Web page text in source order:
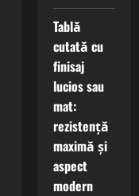
Tablă
cutată cu
finisaj
lucios sau
mat:
rezistență
maximă și
aspect
modern